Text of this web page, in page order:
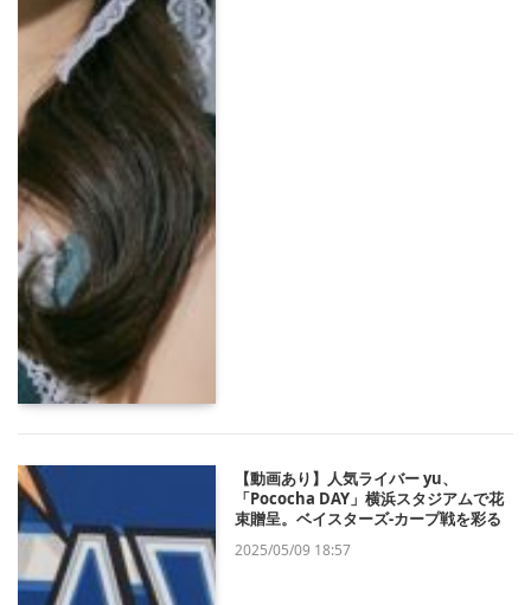
【動画あり】人気ライバー yu、
「Pococha DAY」横浜スタジアムで花
束贈呈。ベイスターズ‐カープ戦を彩る
2025/05/09 18:57